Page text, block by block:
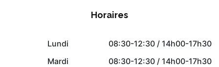
Horaires
Lundi
08:30-12:30 / 14h00-17h30
Mardi
08:30-12:30 / 14h00-17h30